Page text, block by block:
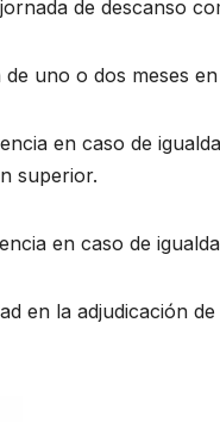
de descanso
de uno o dos meses
en caso de
superior.
en caso de
en la adjudicación